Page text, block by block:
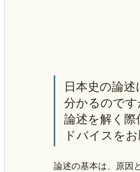
日本史の論
分かるのです
論述を解く
ドバイスをお
論述の基本は、原因